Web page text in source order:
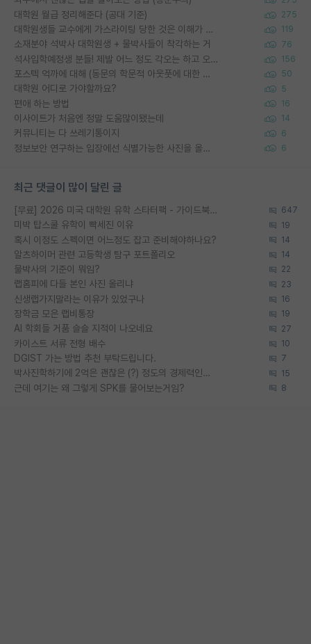
대학원 월급 정리해준다 (공대 기준) 275
대학원생들 교수에게 가스라이팅 당한 것은 이해가 갑니다. 안타깝네요. 119
소재분야 석박사 대학원생 + 물박사들이 착각하는 거 76
석사입학예정생 분들! 제발 어느 정도 각오는 하고 오세요. 156
포스텍 억까에 대해 (동문의 학문적 아웃풋에 대한 반박) 50
대학원 어디로 가야할까요? 5
편애 하는 방법 16
이사이트가 처음엔 정말 도움많이됐는데 14
커뮤니티는 다 쓰레기통이지 6
정보보안 연구하는 입장에선 식별가능한 사진을 올리는건 비추이긴함 6
최근 댓글이 많이 달린 글
[무료] 2026 미국 대학원 유학 스타터팩 - 가이드북 & 합격자 컨택메일 템플릿 647
미박 탑스쿨 유학이 빡세진 이유 19
혹시 이정도 스펙이면 어느정도 잡고 준비해야하나요? 14
알츠하이머 관련 고등학생 탐구 포트폴리오 14
물박사의 기준이 뭐임? 22
랩홈피에 다들 본인 사진 올리냐 23
신생랩가지말라는 이유가 있었구나 16
장학금 모은 랩비통장 19
AI 학회들 거품 슬슬 지적이 나오네요 27
카이스트 서류 전형 배수 10
DGIST 가는 방법 추천 부탁드립니다. 7
박사진학하기에 2억은 괜찮은 (?) 정도의 경제력인가요 15
근데 여기는 왜 그렇게 SPK를 물어보는거임? 8